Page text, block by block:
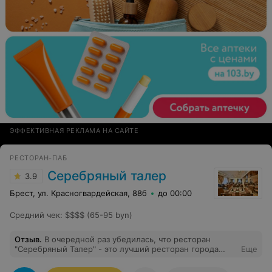
ЭФФЕКТИВНАЯ РЕКЛАМА НА САЙТЕ
РЕСТОРАН-ПАБ
3.9 Серебряный талер
Брест, ул. Красногвардейская, 88б до 00:00
Средний чек: $$$$ (65-95 byn)
Отзыв. В очередной раз убедилась, что ресторан
"Серебряный Талер" - это лучший ресторан города
сервировка. Чистота, все продумано до мелочей.
Еще